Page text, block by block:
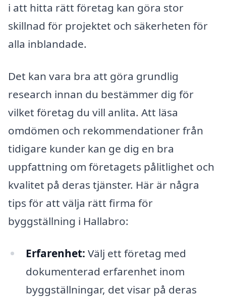
i att hitta rätt företag kan göra stor
skillnad för projektet och säkerheten för
alla inblandade.
Det kan vara bra att göra grundlig
research innan du bestämmer dig för
vilket företag du vill anlita. Att läsa
omdömen och rekommendationer från
tidigare kunder kan ge dig en bra
uppfattning om företagets pålitlighet och
kvalitet på deras tjänster. Här är några
tips för att välja rätt firma för
byggställning i Hallabro:
Erfarenhet: Välj ett företag med
dokumenterad erfarenhet inom
byggställningar, det visar på deras